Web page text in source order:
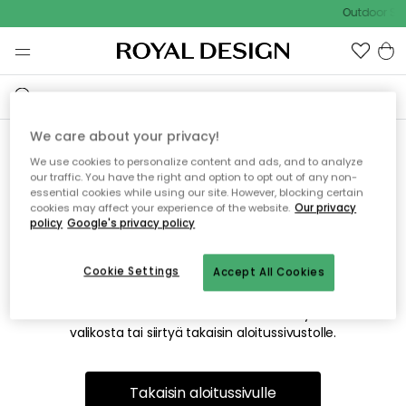
Outdoor
Emme valitettavasti löydä
etsimääsi sivua
Tämä voi johtua siitä, että sivua ei enää ole tai siitä, että se
on siirretty muualle. Pahoittelemme tästä mahdollisesti
valikosta tai siirtyä takaisin aloitussivustolle.
Takaisin aloitussivulle
We care about your privacy!
We use cookies to personalize content and ads, and to analyze
our traffic. You have the right and option to opt out of any non-
essential cookies while using our site. However, blocking certain
cookies may affect your experience of the website. Our privacy
policy Google's privacy policy
Accept All Cookies
Cookie Settings